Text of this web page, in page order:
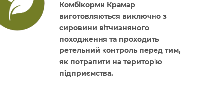
Комбікорми Крамар
виготовляються виключно з
сировини вітчизняного
походження та проходить
ретельний контроль перед тим,
як потрапити на територію
підприємства.